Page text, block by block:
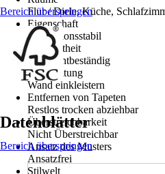
Flur / Diele, Küche,
Eigenschaft
Dimensionsstabil
Farbechtheit
Gut Lichtbeständig
Verarbeitung
Wand einkleistern
Entfernen von Tapeten
Restlos trocken abziehbar
Überstreichbarkeit
Nicht Überstreichbar
Ansatz des Musters
Ansatzfrei
Stilwelt
Bereich überspringen
Datenblätter
Bereich überspringen